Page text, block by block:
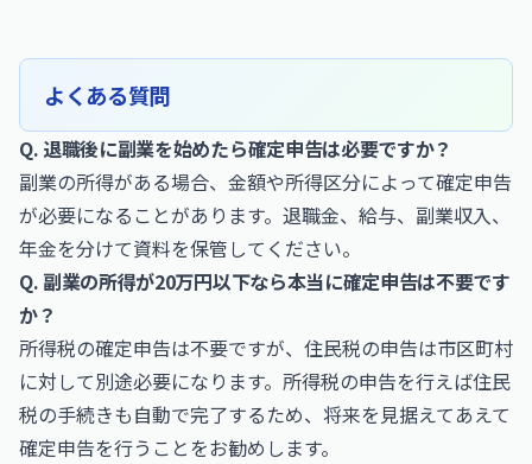
よくある質問
Q. 退職後に副業を始めたら確定申告は必要ですか？
副業の所得がある場合、金額や所得区分によって確定申告
が必要になることがあります。退職金、給与、副業収入、
年金を分けて資料を保管してください。
Q. 副業の所得が20万円以下なら本当に確定申告は不要です
か？
所得税の確定申告は不要ですが、住民税の申告は市区町村
に対して別途必要になります。所得税の申告を行えば住民
税の手続きも自動で完了するため、将来を見据えてあえて
確定申告を行うことをお勧めします。